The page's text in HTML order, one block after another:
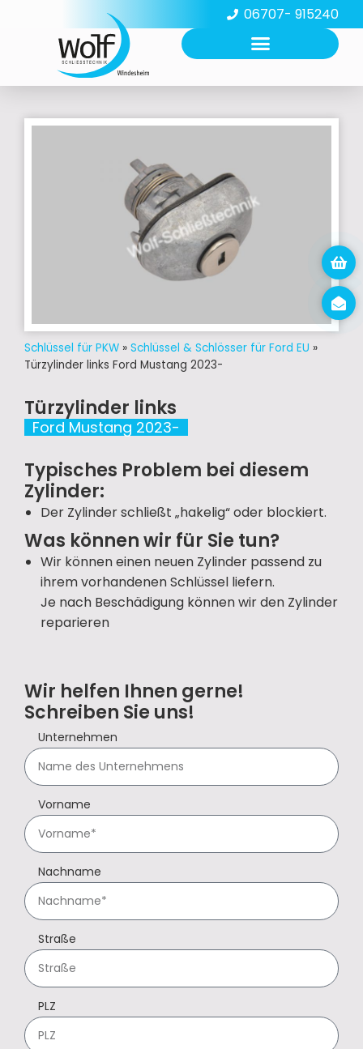
06707- 915240
Schlüssel für PKW » Schlüssel & Schlösser für Ford EU »
Türzylinder links Ford Mustang 2023-
Türzylinder links
Ford Mustang 2023-
Typisches Problem bei diesem
Zylinder:
Der Zylinder schließt „hakelig“ oder blockiert.
Was können wir für Sie tun?
Wir können einen neuen Zylinder passend zu
ihrem vorhandenen Schlüssel liefern.
Je nach Beschädigung können wir den Zylinder
reparieren
Wir helfen Ihnen gerne!
Schreiben Sie uns!
Unternehmen
Vorname
Nachname
Straße
PLZ